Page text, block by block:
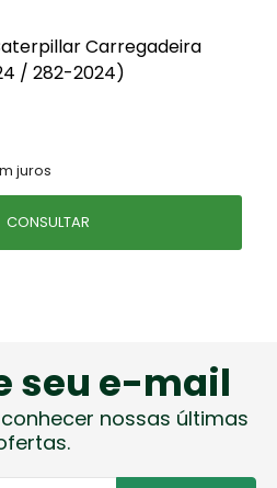
Carregadeira
/ 282-2024)
juros
CONSULTAR
seu e-mail
nossas últimas